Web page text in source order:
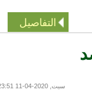
التفاصيل
سبت, 2020-04-11 23:51